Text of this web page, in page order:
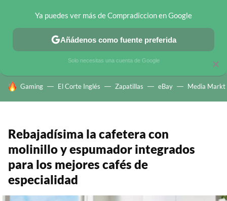
CHOLLOS TELEGRAM OFERTAS EN MÓVILES OFERTAS EN
HOY SE HABLA DE
Gaming El Corte Inglés Zapatillas eBay Media Markt
Rebajadísima la cafetera con
molinillo y espumador integrados
para los mejores cafés de
especialidad
×
Ya puedes ver más de Compradiccion en Google
Añádenos como fuente preferida
Solo necesitas una cuenta de Google